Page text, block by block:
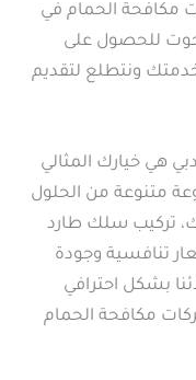
مكافحة الحمام في
للحصول على
ونتطلع لتقديم
هي خيارك المثالي
متنوعة من الحلول
تركيب سلك طارد
تنافسية وجودة
بشكل احترافي
مكافحة الحمام